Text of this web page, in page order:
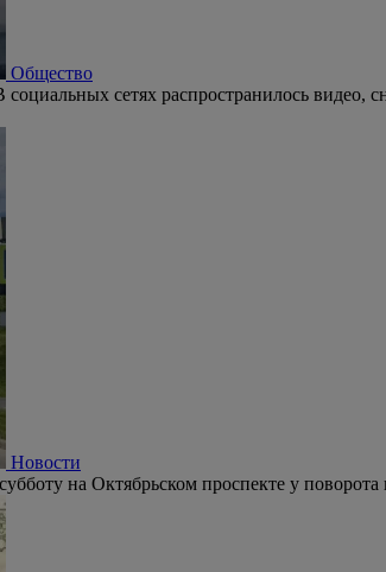
Общество
социальных сетях распространилось видео,
Новости
на Октябрьском проспекте у поворота